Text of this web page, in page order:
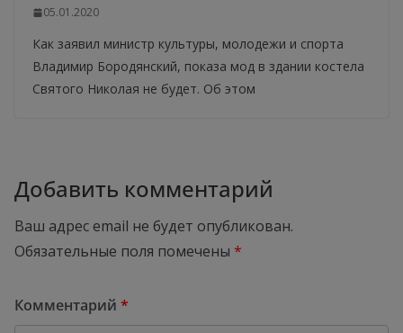
05.01.2020
Как заявил министр культуры, молодежи и спорта
Владимир Бородянский, показа мод в здании костела
Святого Николая не будет. Об этом
Добавить комментарий
Ваш адрес email не будет опубликован.
Обязательные поля помечены *
Комментарий *